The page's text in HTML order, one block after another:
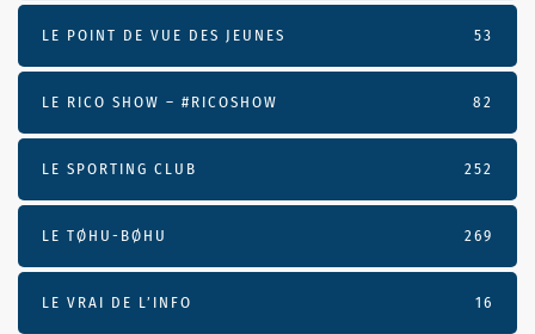
LE POINT DE VUE DES JEUNES 53
LE RICO SHOW – #RICOSHOW 82
LE SPORTING CLUB 252
LE TØHU-BØHU 269
LE VRAI DE L’INFO 16